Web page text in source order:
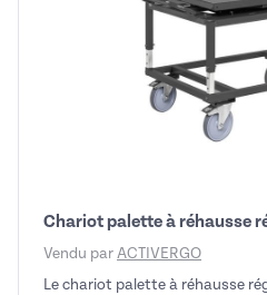
Chariot palette à réhausse
Vendu par ACTIVERGO
Le chariot palette à réhausse